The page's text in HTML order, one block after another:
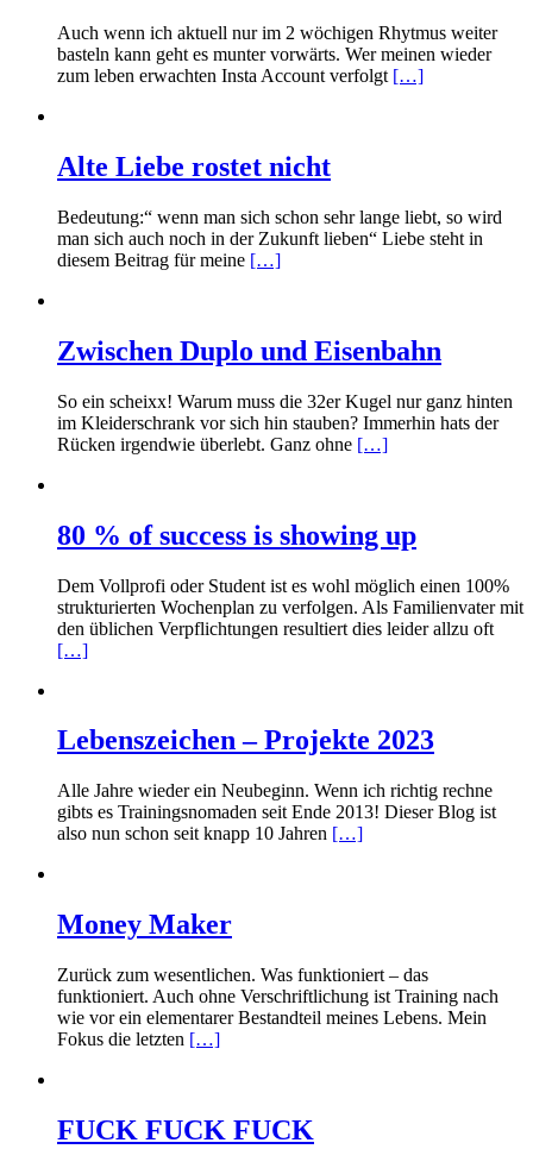
Auch wenn ich aktuell nur im 2 wöchigen Rhytmus weiter
basteln kann geht es munter vorwärts. Wer meinen wieder
zum leben erwachten Insta Account verfolgt […]
Alte Liebe rostet nicht
Bedeutung:“ wenn man sich schon sehr lange liebt, so wird
man sich auch noch in der Zukunft lieben“ Liebe steht in
diesem Beitrag für meine […]
Zwischen Duplo und Eisenbahn
So ein scheixx! Warum muss die 32er Kugel nur ganz hinten
im Kleiderschrank vor sich hin stauben? Immerhin hats der
Rücken irgendwie überlebt. Ganz ohne […]
80 % of success is showing up
Dem Vollprofi oder Student ist es wohl möglich einen 100%
strukturierten Wochenplan zu verfolgen. Als Familienvater mit
den üblichen Verpflichtungen resultiert dies leider allzu oft
[…]
Lebenszeichen – Projekte 2023
Alle Jahre wieder ein Neubeginn. Wenn ich richtig rechne
gibts es Trainingsnomaden seit Ende 2013! Dieser Blog ist
also nun schon seit knapp 10 Jahren […]
Money Maker
Zurück zum wesentlichen. Was funktioniert – das
funktioniert. Auch ohne Verschriftlichung ist Training nach
wie vor ein elementarer Bestandteil meines Lebens. Mein
Fokus die letzten […]
FUCK FUCK FUCK